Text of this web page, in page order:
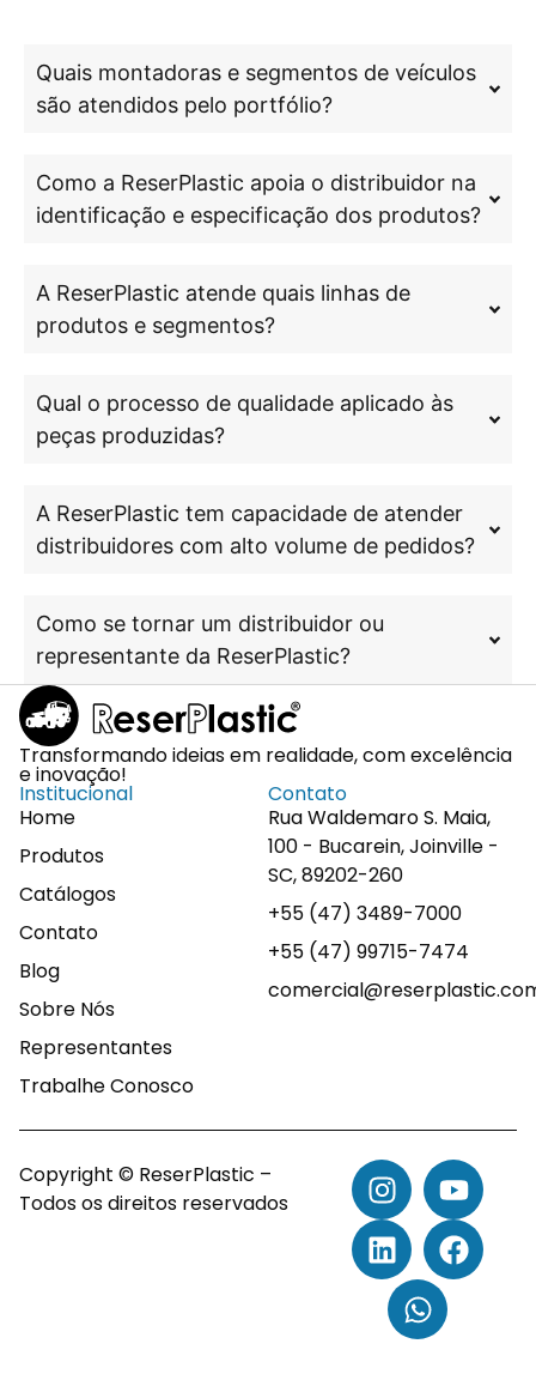
Quais montadoras e segmentos de veículos
são atendidos pelo portfólio?
Como a ReserPlastic apoia o distribuidor na
identificação e especificação dos produtos?
A ReserPlastic atende quais linhas de
produtos e segmentos?
Qual o processo de qualidade aplicado às
peças produzidas?
A ReserPlastic tem capacidade de atender
distribuidores com alto volume de pedidos?
Como se tornar um distribuidor ou
representante da ReserPlastic?
Transformando ideias em realidade, com excelência
e inovação!
Institucional
Home
Produtos
Catálogos
Contato
Blog
Sobre Nós
Representantes
Trabalhe Conosco
Contato
Rua Waldemaro S. Maia,
100 - Bucarein, Joinville -
SC, 89202-260
+55 (47) 3489-7000
+55 (47) 99715-7474
Copyright © ReserPlastic –
Todos os direitos reservados